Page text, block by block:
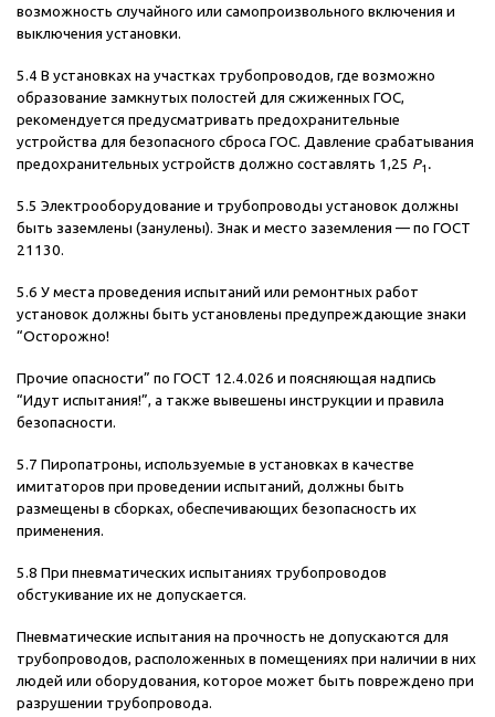
возможность случайного или самопроизвольного включения и
выключения установки.
5.4 В установках на участках трубопроводов, где возможно
образование замкнутых полостей для сжиженных ГОС,
рекомендуется предусматривать предохранительные
устройства для безопасного сброса ГОС. Давление срабатывания
предохранительных устройств должно составлять 1,25 Р1 .
5.5 Электрооборудование и трубопроводы установок должны
быть заземлены (занулены). Знак и место заземления — по ГОСТ
21130.
5.6 У места проведения испытаний или ремонтных работ
установок должны быть установлены предупреждающие знаки
“Осторожно!
Прочие опасности” по ГОСТ 12.4.026 и поясняющая надпись
“Идут испытания!”, а также вывешены инструкции и правила
безопасности.
5.7 Пиропатроны, используемые в установках в качестве
имитаторов при проведении испытаний, должны быть
размещены в сборках, обеспечивающих безопасность их
применения.
5.8 При пневматических испытаниях трубопроводов
обстукивание их не допускается.
Пневматические испытания на прочность не допускаются для
трубопроводов, расположенных в помещениях при наличии в них
людей или оборудования, которое может быть повреждено при
разрушении трубопровода.